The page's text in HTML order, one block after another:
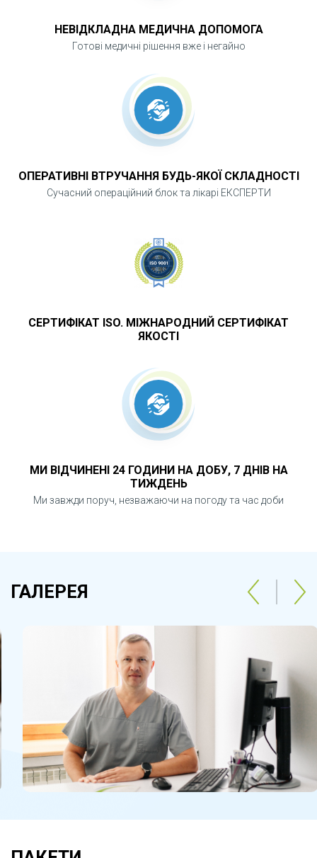
покращити якість життя пацієнта.
НЕВІДКЛАДНА МЕДИЧНА ДОПОМОГА
Готові медичні рішення вже і негайно
ОПЕРАТИВНІ ВТРУЧАННЯ БУДЬ-ЯКОЇ СКЛАДНОСТІ
Сучасний операційний блок та лікарі ЕКСПЕРТИ
СЕРТИФІКАТ ISO. МІЖНАРОДНИЙ СЕРТИФІКАТ
ЯКОСТІ
МИ ВІДЧИНЕНІ 24 ГОДИНИ НА ДОБУ, 7 ДНІВ НА
ТИЖДЕНЬ
Ми завжди поруч, незважаючи на погоду та час доби
ГАЛЕРЕЯ